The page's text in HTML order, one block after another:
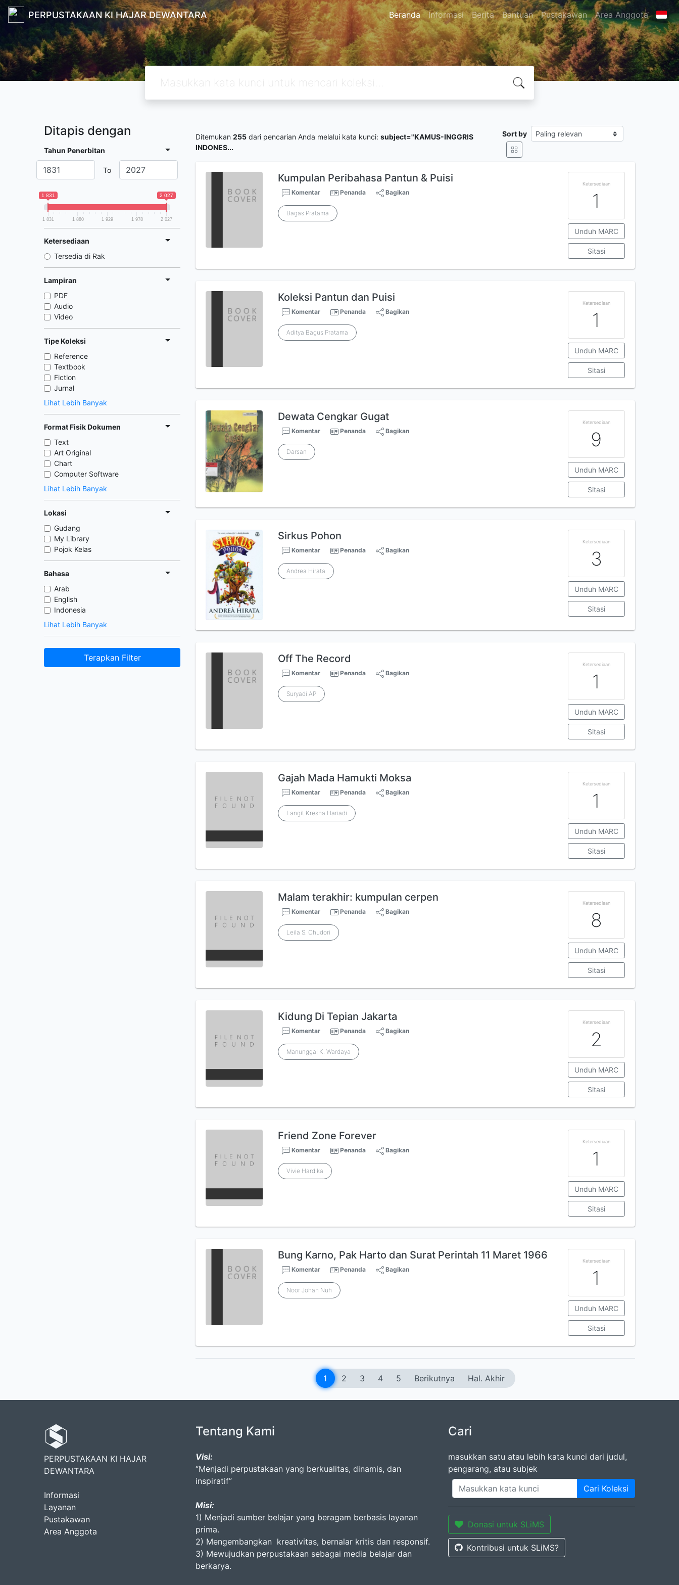
PERPUSTAKAAN KI HAJAR DEWANTARA Beranda Informasi Berita Bantuan Pustakawan Area Anggota
Ditapis dengan
Tahun Penerbitan
To
1 831 2 027
1 831 1 880 1 929 1 978 2 027
Ketersediaan
Tersedia di Rak
Lampiran
PDF
Audio
Video
Tipe Koleksi
Reference
Textbook
Fiction
Jurnal
Lihat Lebih Banyak
Format Fisik Dokumen
Text
Art Original
Chart
Computer Software
Lihat Lebih Banyak
Lokasi
Gudang
My Library
Pojok Kelas
Bahasa
Arab
English
Indonesia
Lihat Lebih Banyak
Terapkan Filter
Ditemukan 255 dari pencarian Anda melalui kata kunci: subject="KAMUS-INGGRIS
INDONES...
Sort by
Kumpulan Peribahasa Pantun & Puisi
Komentar Penanda Bagikan
Bagas Pratama
Ketersediaan
1
Unduh MARC
Sitasi
Koleksi Pantun dan Puisi
Komentar Penanda Bagikan
Aditya Bagus Pratama
Ketersediaan
1
Unduh MARC
Sitasi
Dewata Cengkar Gugat
Komentar Penanda Bagikan
Darsan
Ketersediaan
9
Unduh MARC
Sitasi
Sirkus Pohon
Komentar Penanda Bagikan
Andrea Hirata
Ketersediaan
3
Unduh MARC
Sitasi
Off The Record
Komentar Penanda Bagikan
Suryadi AP
Ketersediaan
1
Unduh MARC
Sitasi
Gajah Mada Hamukti Moksa
Komentar Penanda Bagikan
Langit Kresna Hariadi
Ketersediaan
1
Unduh MARC
Sitasi
Malam terakhir: kumpulan cerpen
Komentar Penanda Bagikan
Leila S. Chudori
Ketersediaan
8
Unduh MARC
Sitasi
Kidung Di Tepian Jakarta
Komentar Penanda Bagikan
Manunggal K. Wardaya
Ketersediaan
2
Unduh MARC
Sitasi
Friend Zone Forever
Komentar Penanda Bagikan
Vivie Hardika
Ketersediaan
1
Unduh MARC
Sitasi
Bung Karno, Pak Harto dan Surat Perintah 11 Maret 1966
Komentar Penanda Bagikan
Noor Johan Nuh
Ketersediaan
1
Unduh MARC
Sitasi
1 2 3 4 5 Berikutnya Hal. Akhir
PERPUSTAKAAN KI HAJAR
DEWANTARA
Informasi
Layanan
Pustakawan
Area Anggota
Tentang Kami
Visi:
“Menjadi perpustakaan yang berkualitas, dinamis, dan
inspiratif”
Misi:
1) Menjadi sumber belajar yang beragam berbasis layanan
prima.
2) Mengembangkan kreativitas, bernalar kritis dan responsif.
3) Mewujudkan perpustakaan sebagai media belajar dan
berkarya.
Cari
masukkan satu atau lebih kata kunci dari judul,
pengarang, atau subjek
Cari Koleksi
Donasi untuk SLiMS
Kontribusi untuk SLiMS?